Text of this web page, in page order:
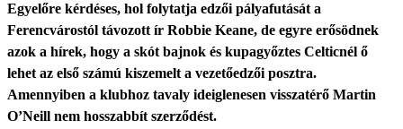
Egyelőre kérdéses, hol folytatja edzői pályafutását a
Ferencvárostól távozott ír Robbie Keane, de egyre erősödnek
azok a hírek, hogy a skót bajnok és kupagyőztes Celticnél ő
lehet az első számú kiszemelt a vezetőedzői posztra.
Amennyiben a klubhoz tavaly ideiglenesen visszatérő Martin
O’Neill nem hosszabbít szerződést.